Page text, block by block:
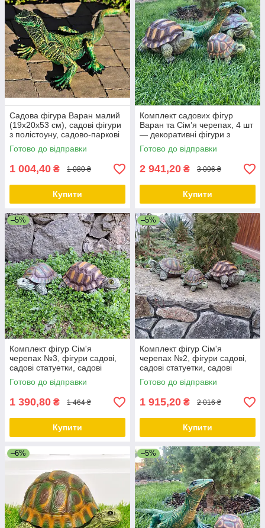
Садова фігура Варан малий
(19х20х53 см), садові фігури
з полістоуну, садово-паркові
фігури
Готово до відправки
1 004,40 ₴ 1 080 ₴
Купити
Комплект садових фігур
Варан та Сім’я черепах, 4 шт
— декоративні фігури з
полістоуну
Готово до відправки
2 941,20 ₴ 3 096 ₴
Купити
–5%
Комплект фігур Сім'я
черепах №3, фігури садові,
садові статуетки, садові
фігури з полістоуну
Готово до відправки
1 390,80 ₴ 1 464 ₴
Купити
–5%
Комплект фігур Сім'я
черепах №2, фігури садові,
садові статуетки, садові
фігури з полістоуну,
Готово до відправки
1 915,20 ₴ 2 016 ₴
Купити
–6% –5%